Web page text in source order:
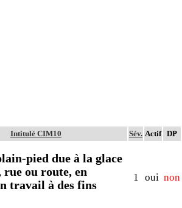
Intitulé CIM10 Sév. Actif DP
pied due à la glace
rue ou route, en
travail à des fins
1 oui non